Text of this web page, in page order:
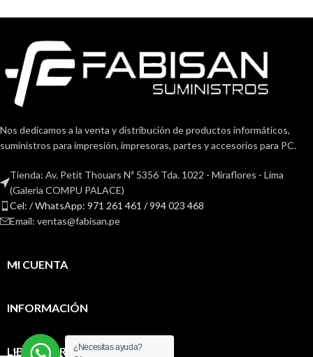
Nos dedicamos a la venta y distribución de productos informáticos,
suministros para impresión, impresoras, partes y accesorios para PC.
Tienda: Av. Petit Thouars Nª 5356 Tda. 1022 - Miraflores - Lima
(Galerìa COMPU PALACE)
Cel: / WhatsApp: 971 261 461 / 994 023 468
Email: ventas@fabisan.pe
MI CUENTA
INFORMACIÓN
LIBRO DE RECLAMACIONES
¿Necesitas ayuda?